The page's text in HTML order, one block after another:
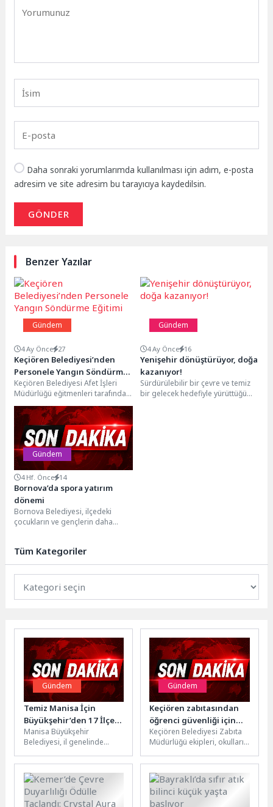
Daha sonraki yorumlarımda kullanılması için adım, e-posta
adresim ve site adresim bu tarayıcıya kaydedilsin.
GÖNDER
Benzer Yazılar
Gündem
4 Ay Önce 27
Keçiören Belediyesi’nden
Personele Yangın Söndürme
Eğitimi
Keçiören Belediyesi Afet İşleri
Müdürlüğü eğitmenleri tarafından,
Çevre Koruma ve Kontrol
Müdürlüğü personeline yönelik
kapsamlı...
Gündem
4 Ay Önce 16
Yenişehir dönüştürüyor, doğa
kazanıyor!
Sürdürülebilir bir çevre ve temiz
bir gelecek hedefiyle yürüttüğü
Gündem
4 Hf. Önce 14
Bornova’da spora yatırım
dönemi
Bornova Belediyesi, ilçedeki
çocukların ve gençlerin daha
Tüm Kategoriler
Gündem
Temiz Manisa İçin
Büyükşehir’den 17 İlçeye
Konteyner Desteği
Manisa Büyükşehir
Belediyesi, il genelinde
daha etkin ve verimli
yürütülmesi amacıyla
başlattığı...
Gündem
Keçiören zabıtasından
öğrenci güvenliği için
yoğun mesai
Keçiören Belediyesi Zabıta
Müdürlüğü ekipleri, okulların
öğrencilerin güvenliği için
mesai yapmaya devam
ediyor....